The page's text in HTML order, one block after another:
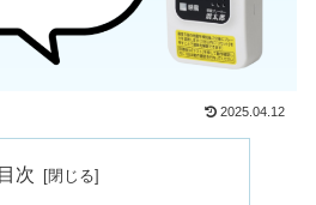
2025.04.12
目次